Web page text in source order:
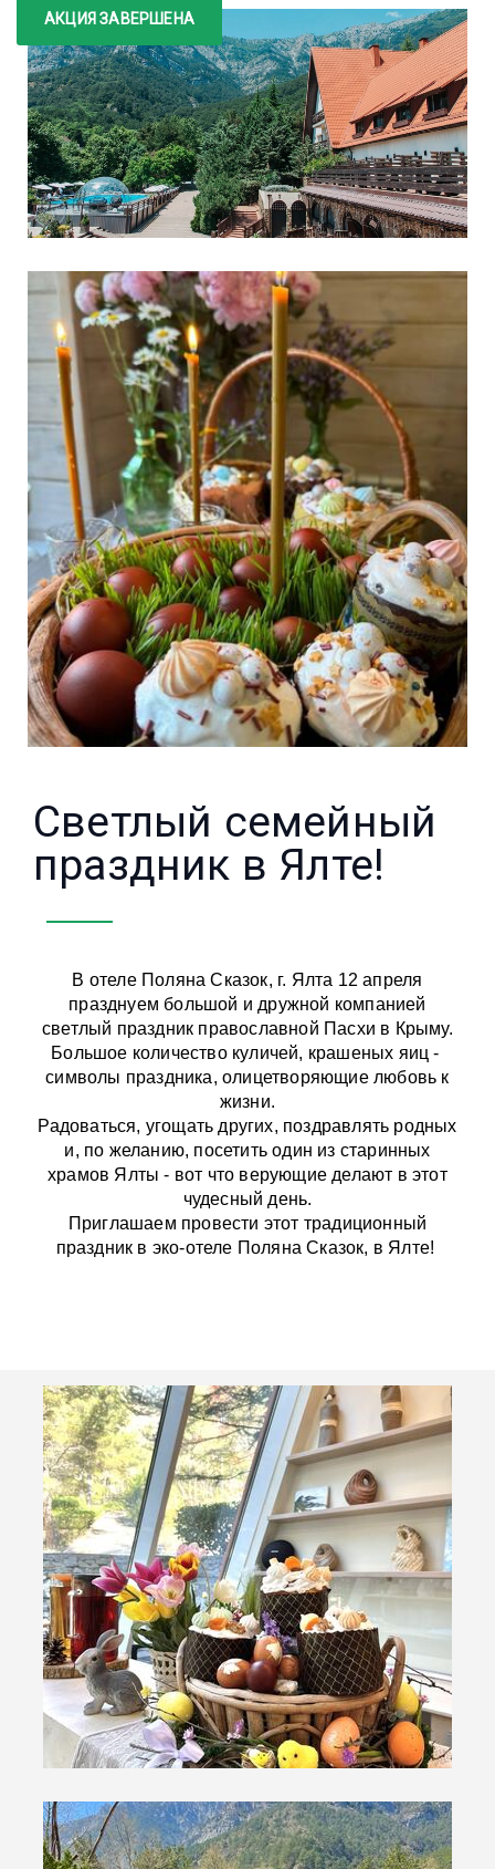
АКЦИЯ ЗАВЕРШЕНА
Светлый семейный
праздник в Ялте!
В отеле Поляна Сказок, г. Ялта 12 апреля
празднуем большой и дружной компанией
светлый праздник православной Пасхи в Крыму.
Большое количество куличей, крашеных яиц -
символы праздника, олицетворяющие любовь к
жизни.
Радоваться, угощать других, поздравлять родных
и, по желанию, посетить один из старинных
храмов Ялты - вот что верующие делают в этот
чудесный день.
Приглашаем провести этот традиционный
праздник в эко-отеле Поляна Сказок, в Ялте!